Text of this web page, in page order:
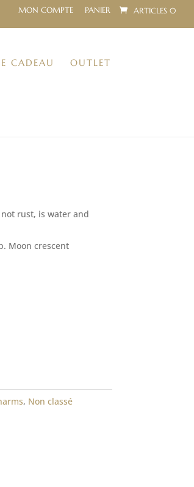
MON COMPTE PANIER ARTICLES 0
CADEAU OUTLET
rust, is water and
Moon crescent
, Non classé